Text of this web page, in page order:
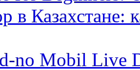
в Казахстане:
no Mobil Live